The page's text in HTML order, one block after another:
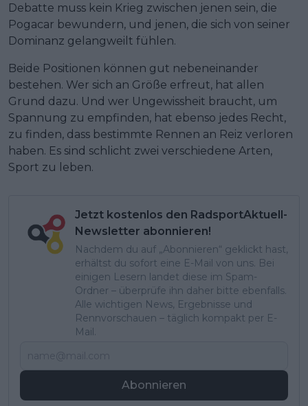
Debatte muss kein Krieg zwischen jenen sein, die
Pogacar bewundern, und jenen, die sich von seiner
Dominanz gelangweilt fühlen.
Beide Positionen können gut nebeneinander
bestehen. Wer sich an Größe erfreut, hat allen
Grund dazu. Und wer Ungewissheit braucht, um
Spannung zu empfinden, hat ebenso jedes Recht,
zu finden, dass bestimmte Rennen an Reiz verloren
haben. Es sind schlicht zwei verschiedene Arten,
Sport zu leben.
Jetzt kostenlos den RadsportAktuell-
Newsletter abonnieren!
Nachdem du auf „Abonnieren“ geklickt hast,
erhältst du sofort eine E-Mail von uns. Bei
einigen Lesern landet diese im Spam-
Ordner – überprüfe ihn daher bitte ebenfalls.
Alle wichtigen News, Ergebnisse und
Rennvorschauen – täglich kompakt per E-
Mail.
Abonnieren